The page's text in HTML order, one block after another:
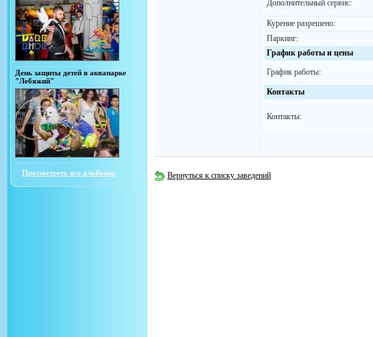
День защиты детей в аквапарке
"Лебяжий"
Просмотреть все альбомы
Дополнительный сервис:
Курение разрешено:
Паркинг:
График работы и цены
График работы:
Контакты
Контакты:
Вернуться к списку заведений